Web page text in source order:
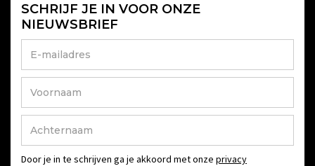
SCHRIJF JE IN VOOR ONZE
NIEUWSBRIEF
Door je in te schrijven ga je akkoord met onze privacy